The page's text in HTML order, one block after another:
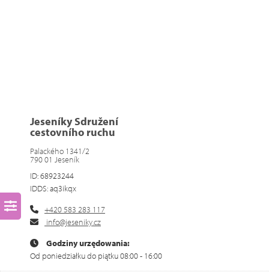
Jeseníky Sdružení
cestovního ruchu
Palackého 1341/2
790 01 Jeseník
ID: 68923244
IDDS: aq3ikqx
+420 583 283 117
info@jeseniky.cz
Godziny urzędowania:
Od poniedziałku do piątku 08:00 - 16:00